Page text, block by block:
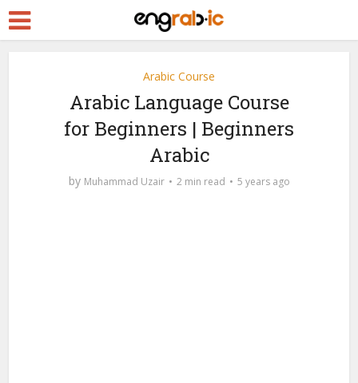
Arabic Course
Arabic Language Course
for Beginners | Beginners
Arabic
by Muhammad Uzair 2 min read 5 years ago